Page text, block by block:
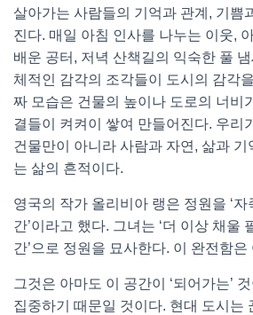
살아가는 사람들의 기억과 관계, 기쁨
진다. 매일 아침 인사를 나누는 이웃,
배운 공터, 저녁 산책길의 익숙한 풀
체적인 감각의 조각들이 도시의 감각
짜 모습은 건물의 높이나 도로의 너비
결들이 켜켜이 쌓여 만들어진다. 우리
건물만이 아니라 사람과 자연, 삶과
는 삶의 흔적이다.
영국의 작가 올리비아 랭은 정원을 ‘
간’이라고 했다. 그녀는 ‘더 이상 채울
간’으로 정원을 묘사한다. 이 완전함
그것은 아마도 이 공간이 ‘되어가는’ 것
집중하기 때문일 것이다. 현대 도시는